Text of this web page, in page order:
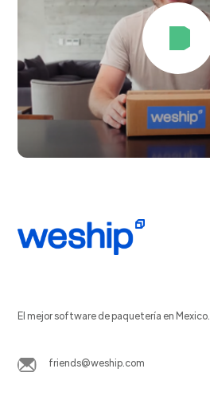
El mejor software de paquetería en Mexico.
friends@weship.com